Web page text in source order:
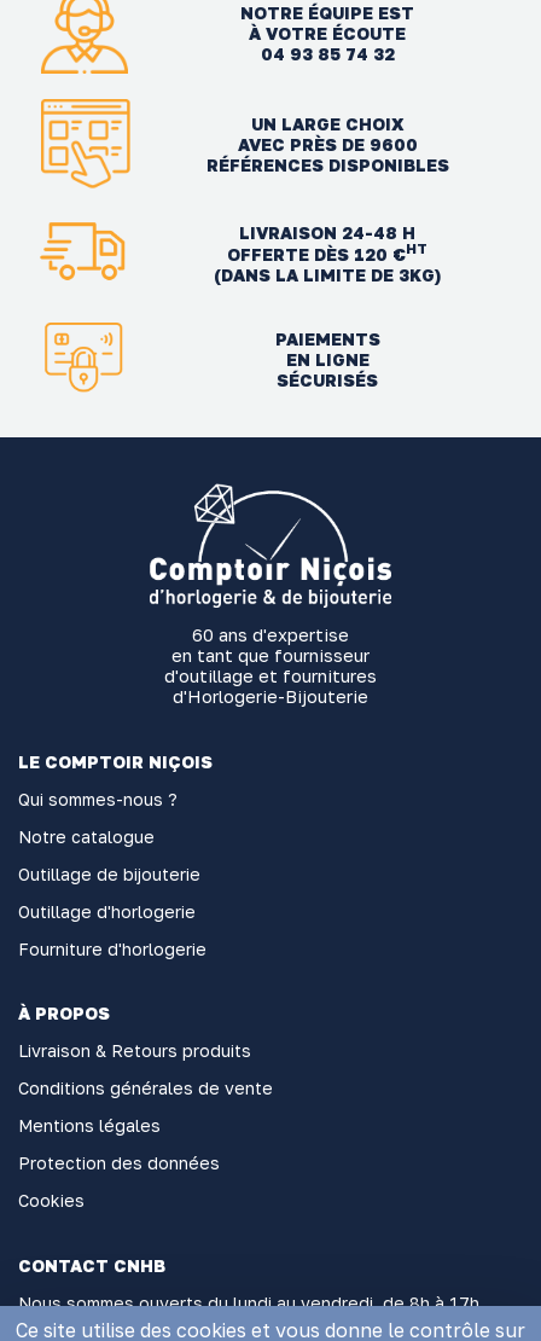
NOTRE ÉQUIPE EST
À VOTRE ÉCOUTE
04 93 85 74 32
UN LARGE CHOIX
AVEC PRÈS DE 9600
RÉFÉRENCES DISPONIBLES
LIVRAISON 24-48 H
OFFERTE DÈS 120 €HT
(DANS LA LIMITE DE 3KG)
PAIEMENTS
EN LIGNE
SÉCURISÉS
60 ans d'expertise
en tant que fournisseur
d'outillage et fournitures
d'Horlogerie-Bijouterie
LE COMPTOIR NIÇOIS
Qui sommes-nous ?
Notre catalogue
Outillage de bijouterie
Outillage d'horlogerie
Fourniture d'horlogerie
À PROPOS
Livraison & Retours produits
Conditions générales de vente
Mentions légales
Protection des données
Cookies
CONTACT CNHB
Nous sommes ouverts du lundi au vendredi, de 8h à 17h
sans interruption
Ce site utilise des cookies et vous donne le contrôle sur